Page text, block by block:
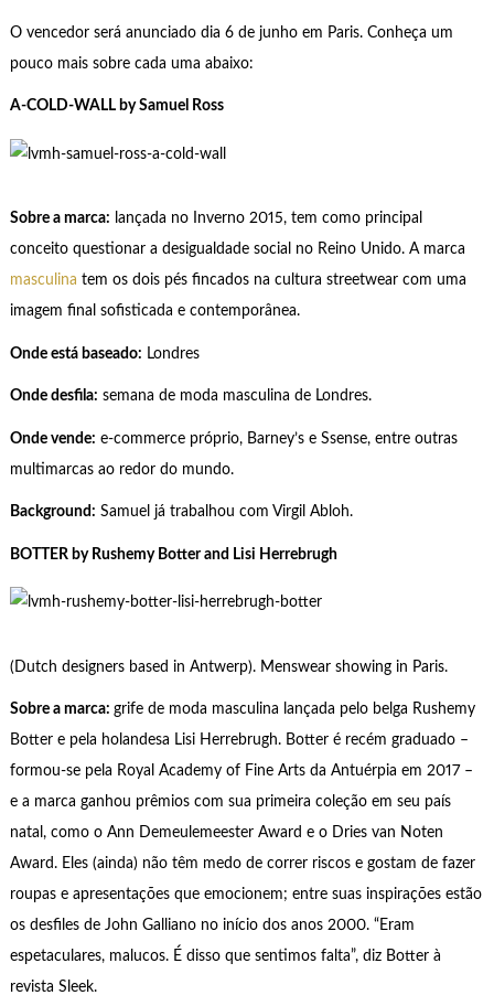
O vencedor será anunciado dia 6 de junho em Paris. Conheça um
pouco mais sobre cada uma abaixo:
A-COLD-WALL by Samuel Ross
Sobre a marca: lançada no Inverno 2015, tem como principal
conceito questionar a desigualdade social no Reino Unido. A marca
masculina tem os dois pés fincados na cultura streetwear com uma
imagem final sofisticada e contemporânea.
Onde está baseado: Londres
Onde desfila: semana de moda masculina de Londres.
Onde vende: e-commerce próprio, Barney’s e Ssense, entre outras
multimarcas ao redor do mundo.
Background: Samuel já trabalhou com Virgil Abloh.
BOTTER by Rushemy Botter and Lisi Herrebrugh
(Dutch designers based in Antwerp). Menswear showing in Paris.
Sobre a marca: grife de moda masculina lançada pelo belga Rushemy
Botter e pela holandesa Lisi Herrebrugh. Botter é recém graduado –
formou-se pela Royal Academy of Fine Arts da Antuérpia em 2017 –
e a marca ganhou prêmios com sua primeira coleção em seu país
natal, como o Ann Demeulemeester Award e o Dries van Noten
Award. Eles (ainda) não têm medo de correr riscos e gostam de fazer
roupas e apresentações que emocionem; entre suas inspirações estão
os desfiles de John Galliano no início dos anos 2000. “Eram
espetaculares, malucos. É disso que sentimos falta”, diz Botter à
revista Sleek.